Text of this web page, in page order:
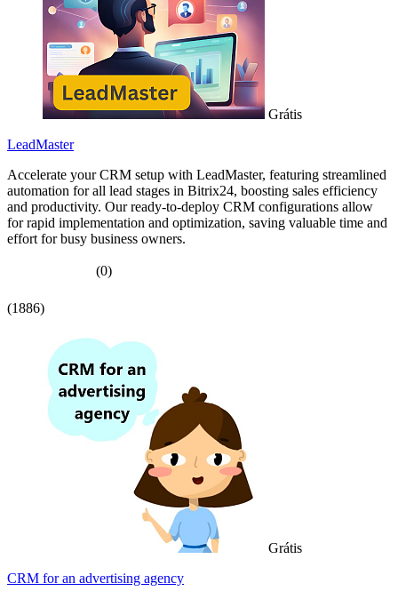
Grátis
LeadMaster
Accelerate your CRM setup with LeadMaster, featuring streamlined
automation for all lead stages in Bitrix24, boosting sales efficiency
and productivity. Our ready-to-deploy CRM configurations allow
for rapid implementation and optimization, saving valuable time and
effort for busy business owners.
(0)
(1886)
Grátis
CRM for an advertising agency